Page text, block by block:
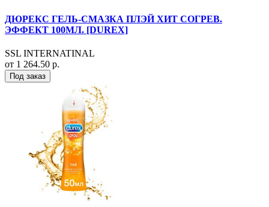
ДЮРЕКС ГЕЛЬ-СМАЗКА ПЛЭЙ ХИТ СОГРЕВ.
ЭФФЕКТ 100МЛ. [DUREX]
SSL INTERNATINAL
от 1 264.50 р.
Под заказ